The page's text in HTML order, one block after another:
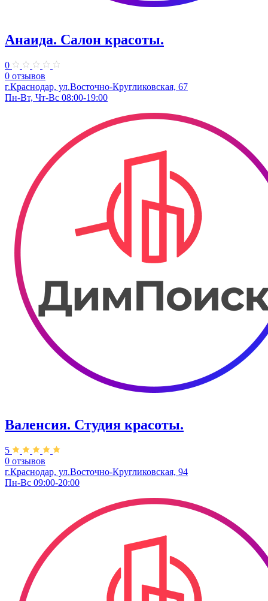
Анаида. Салон красоты.
0
0 отзывов
г.Краснодар, ул.Восточно-Кругликовская, 67
Пн-Вт, Чт-Вс 08:00-19:00
Валенсия. Студия красоты.
5
0 отзывов
г.Краснодар, ул.Восточно-Кругликовская, 94
Пн-Вс 09:00-20:00